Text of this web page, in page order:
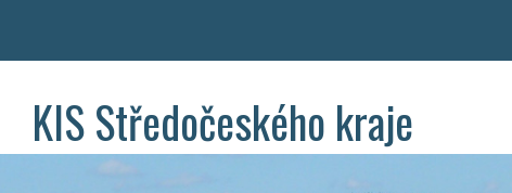
KIS Středočeského kraje